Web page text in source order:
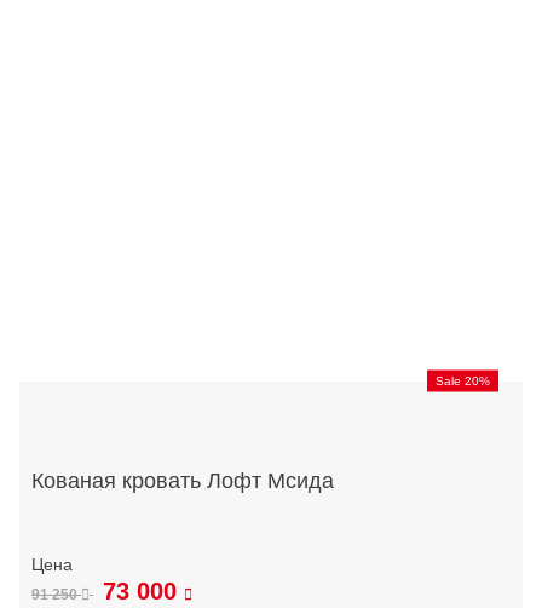
Sale 20%
Кованая кровать Лофт Мсида
91 250 73 000